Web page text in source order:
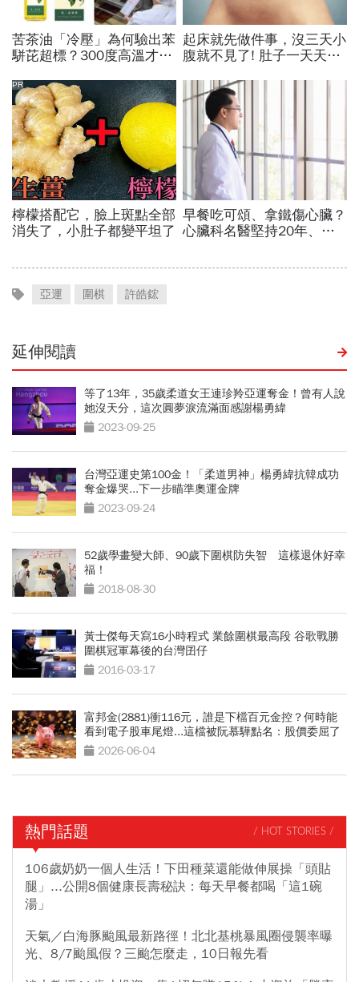
亞運 圍棋 許皓鋐
延伸閱讀
等了13年，35歲柔道女王連珍羚亞運奪金！曾有人說
她沒天分，這次圓夢淚流滿面感謝楊勇緯
2023-09-25
台灣亞運史第100金！「柔道男神」楊勇緯抗韓成功
奪金爆哭...下一步瞄準奧運金牌
2023-09-24
52歲學畫變大師、90歲下圍棋防失智 這樣退休好幸
福！
2018-08-30
黃士傑每天寫16小時程式 業餘圍棋最高段 谷歌戰勝
圍棋冠軍幕後的台灣囝仔
2016-03-17
富邦金(2881)衝116元，誰是下檔百元金控？何時能
看到電子股車尾燈...這檔被阮慕驊點名：股價委屈了
2026-06-04
熱門話題 / HOT STORIES /
106歲奶奶一個人生活！下田種菜還能做伸展操「頭貼
腿」...公開8個健康長壽秘訣：每天早餐都喝「這1碗
湯」
天氣／白海豚颱風最新路徑！北北基桃暴風圈侵襲率曝
光、8/7颱風假？三颱怎麼走，10日報先看